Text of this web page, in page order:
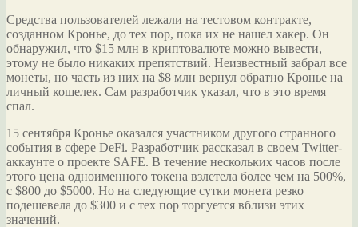
Средства пользователей лежали на тестовом контракте,
созданном Кронье, до тех пор, пока их не нашел хакер. Он
обнаружил, что $15 млн в криптовалюте можно вывести,
этому не было никаких препятствий. Неизвестный забрал все
монеты, но часть из них на $8 млн вернул обратно Кронье на
личный кошелек. Сам разработчик указал, что в это время
спал.
15 сентября Кронье оказался участником другого странного
события в сфере DeFi. Разработчик рассказал в своем Twitter-
аккаунте о проекте SAFE. В течение нескольких часов после
этого цена одноименного токена взлетела более чем на 500%,
с $800 до $5000. Но на следующие сутки монета резко
подешевела до $300 и с тех пор торгуется вблизи этих
значений.